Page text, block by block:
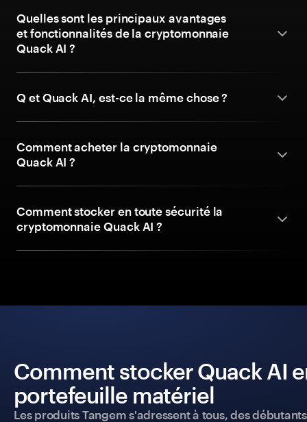
Quelles sont les principaux avantages
et fonctionnalités de la cryptomonnaie
Quack AI ?
Q et Quack AI, est-ce la même chose ?
Comment acheter la cryptomonnaie
Quack AI ?
Comment stocker en toute sécurité la
cryptomonnaie Quack AI ?
Comment stocker Quack AI
portefeuille matériel
Les produits Tangem s'adressent à tous, des